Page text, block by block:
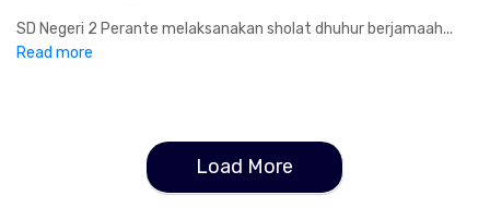
SD Negeri 2 Perante melaksanakan sholat dhuhur berjamaah...
Read more
Load More